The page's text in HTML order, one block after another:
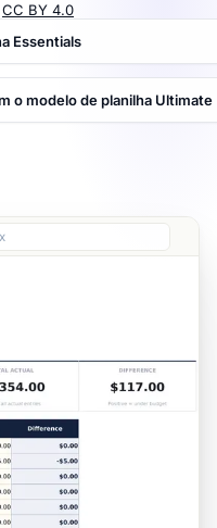
CC BY 4.0
Essentials
o modelo de planilha Ultimate